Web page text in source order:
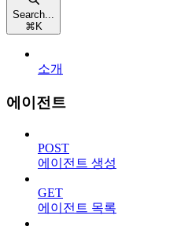
Search...
⌘ K
소개
에이전트
POST
에이전트 생성
GET
에이전트 목록